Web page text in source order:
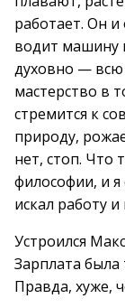
работает. Он и
водит машину
духовно — всю
мастерство в
стремится к
природу,
нет, стоп. Что
философии, и
искал работу
Устроился
Зарплата была
Правда, хуже,